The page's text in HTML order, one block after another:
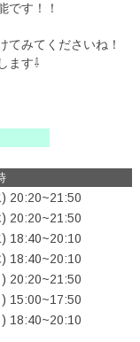
です！！
てみてくださいね！
ます⇩
20:20~21:50
20:20~21:50
18:40~20:10
18:40~20:10
20:20~21:50
15:00~17:50
18:40~20:10